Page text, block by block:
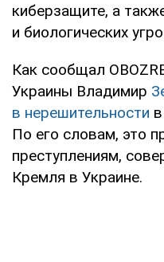
киберзащите, а
и биологических
Как сообщал
Украины Владимир
в нерешительности
По его словам, это
преступлениям,
Кремля в Украине.